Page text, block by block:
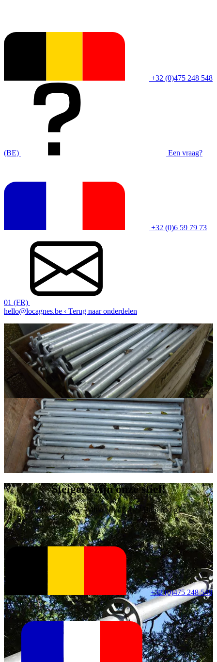
+32 (0)475 248 548
(BE) Een vraag?
+32 (0)6 59 79 73
01 (FR)
hello@locagnes.be ‹ Terug naar onderdelen
Steigers zijn onze stiel!
Hebt u vragen? Wilt u een offerte? Hulp nodig?
+32 (0)475 248 548